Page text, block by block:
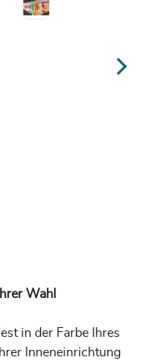
Wahl
in der Farbe Ihres
Inneneinrichtung